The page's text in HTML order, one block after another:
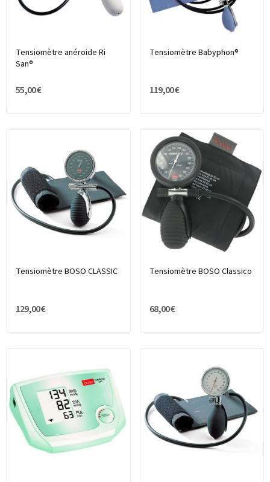
Tensiomètre anéroide Ri
San®
55,00 €
Tensiomètre Babyphon®
119,00 €
Tensiomètre BOSO CLASSIC
129,00 €
Tensiomètre BOSO Classico
68,00 €